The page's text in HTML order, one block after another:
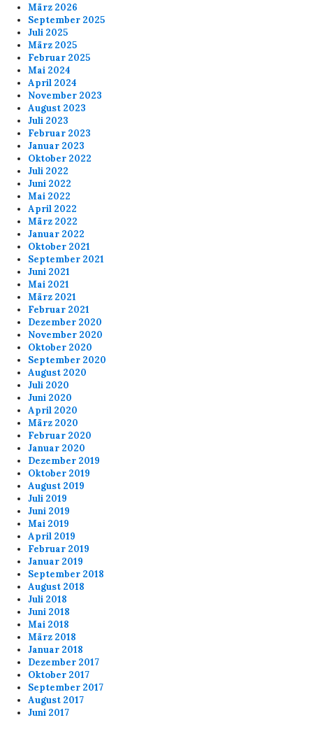
März 2026
September 2025
Juli 2025
März 2025
Februar 2025
Mai 2024
April 2024
November 2023
August 2023
Juli 2023
Februar 2023
Januar 2023
Oktober 2022
Juli 2022
Juni 2022
Mai 2022
April 2022
März 2022
Januar 2022
Oktober 2021
September 2021
Juni 2021
Mai 2021
März 2021
Februar 2021
Dezember 2020
November 2020
Oktober 2020
September 2020
August 2020
Juli 2020
Juni 2020
April 2020
März 2020
Februar 2020
Januar 2020
Dezember 2019
Oktober 2019
August 2019
Juli 2019
Juni 2019
Mai 2019
April 2019
Februar 2019
Januar 2019
September 2018
August 2018
Juli 2018
Juni 2018
Mai 2018
März 2018
Januar 2018
Dezember 2017
Oktober 2017
September 2017
August 2017
Juni 2017